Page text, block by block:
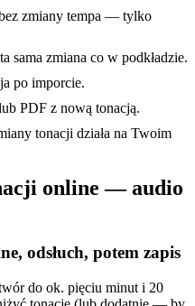
zmiany tempa — tylko
sama zmiana co w podkładzie.
po imporcie.
PDF z nową tonacją.
tonacji działa na Twoim
online — audio
odsłuch, potem zapis
do ok. pięciu minut i 20